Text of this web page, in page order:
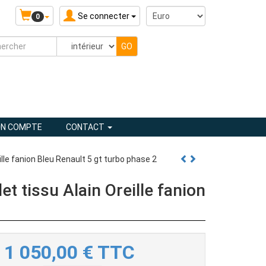
Se connecter
0
COMPTE CONTACT
fanion Bleu Renault 5 gt turbo phase 2
tissu Alain Oreille fanion
1 050,00 € TTC